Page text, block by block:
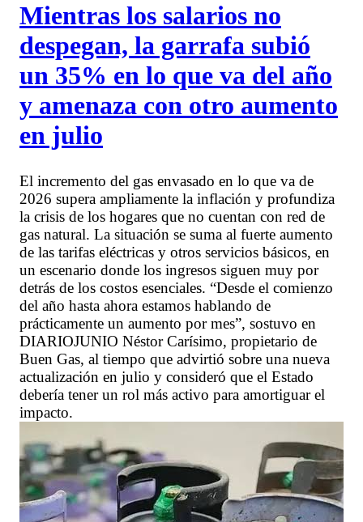
Mientras los salarios no
despegan, la garrafa subió
un 35% en lo que va del año
y amenaza con otro aumento
en julio
El incremento del gas envasado en lo que va de
2026 supera ampliamente la inflación y profundiza
la crisis de los hogares que no cuentan con red de
gas natural. La situación se suma al fuerte aumento
de las tarifas eléctricas y otros servicios básicos, en
un escenario donde los ingresos siguen muy por
detrás de los costos esenciales. “Desde el comienzo
del año hasta ahora estamos hablando de
prácticamente un aumento por mes”, sostuvo en
DIARIOJUNIO Néstor Carísimo, propietario de
Buen Gas, al tiempo que advirtió sobre una nueva
actualización en julio y consideró que el Estado
debería tener un rol más activo para amortiguar el
impacto.